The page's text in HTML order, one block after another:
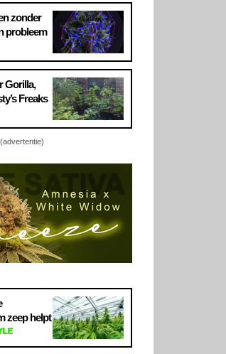
zonder
probleem
Gorilla,
Freaks
(advertentie)
zeep helpt